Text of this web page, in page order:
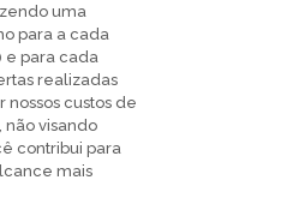
uma
para a cada
e para cada
realizadas
custos de
visando
contribui para
mais